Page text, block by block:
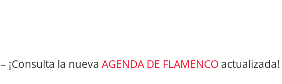
– ¡Consulta la nueva AGENDA DE FLAMENCO actualizada!